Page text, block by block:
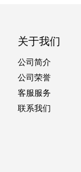
关于我们
公司简介
公司荣誉
客服服务
联系我们